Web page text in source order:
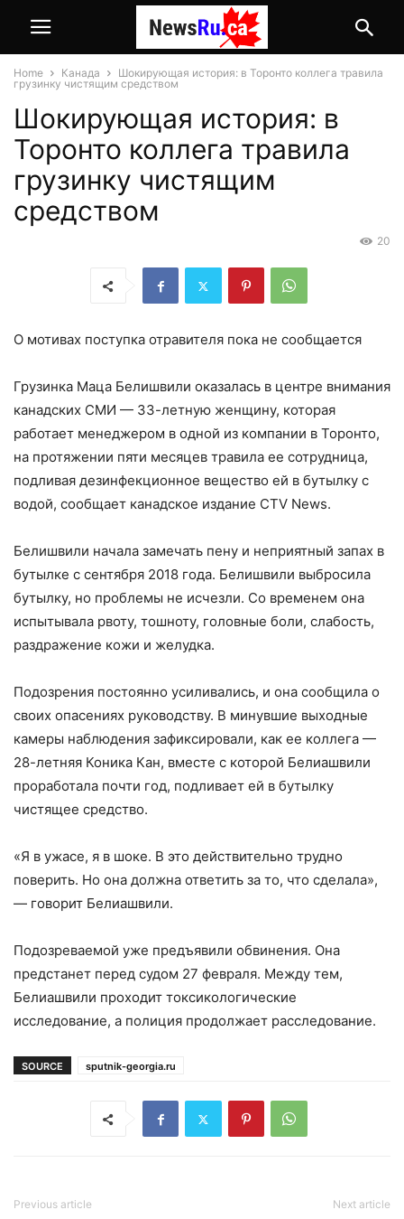
Home Канада
Шокирующая история: в Торонто коллега травила
грузинку чистящим средством
Шокирующая история: в
Торонто коллега травила
грузинку чистящим
средством
20
О мотивах поступка отравителя пока не сообщается
Грузинка Маца Белишвили оказалась в центре внимания
канадских СМИ — 33-летную женщину, которая
работает менеджером в одной из компании в Торонто,
на протяжении пяти месяцев травила ее сотрудница,
подливая дезинфекционное вещество ей в бутылку с
водой, сообщает канадское издание CTV News.
Белишвили начала замечать пену и неприятный запах в
бутылке с сентября 2018 года. Белишвили выбросила
бутылку, но проблемы не исчезли. Со временем она
испытывала рвоту, тошноту, головные боли, слабость,
раздражение кожи и желудка.
Подозрения постоянно усиливались, и она сообщила о
своих опасениях руководству. В минувшие выходные
камеры наблюдения зафиксировали, как ее коллега —
28-летняя Коника Кан, вместе с которой Белиашвили
проработала почти год, подливает ей в бутылку
чистящее средство.
«Я в ужасе, я в шоке. В это действительно трудно
поверить. Но она должна ответить за то, что сделала»,
— говорит Белиашвили.
Подозреваемой уже предъявили обвинения. Она
предстанет перед судом 27 февраля. Между тем,
Белиашвили проходит токсикологические
исследование, а полиция продолжает расследование.
SOURCE sputnik-georgia.ru
Previous article Next article